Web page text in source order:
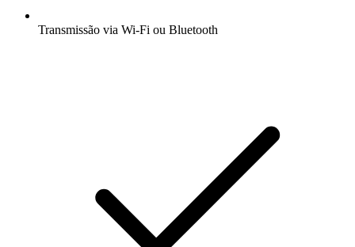
Transmissão via Wi-Fi ou Bluetooth